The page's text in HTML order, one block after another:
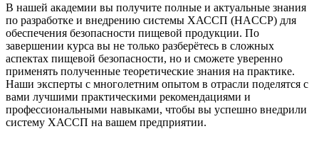
В нашей академии вы получите полные и актуальные знания
по разработке и внедрению системы ХАССП (HACCP) для
обеспечения безопасности пищевой продукции. По
завершении курса вы не только разберётесь в сложных
аспектах пищевой безопасности, но и сможете уверенно
применять полученные теоретические знания на практике.
Наши эксперты с многолетним опытом в отрасли поделятся с
вами лучшими практическими рекомендациями и
профессиональными навыками, чтобы вы успешно внедрили
систему ХАССП на вашем предприятии.